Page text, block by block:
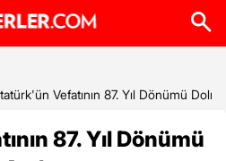
Vefatının 87. Yıl Dönümü
87. Yıl Dönümü